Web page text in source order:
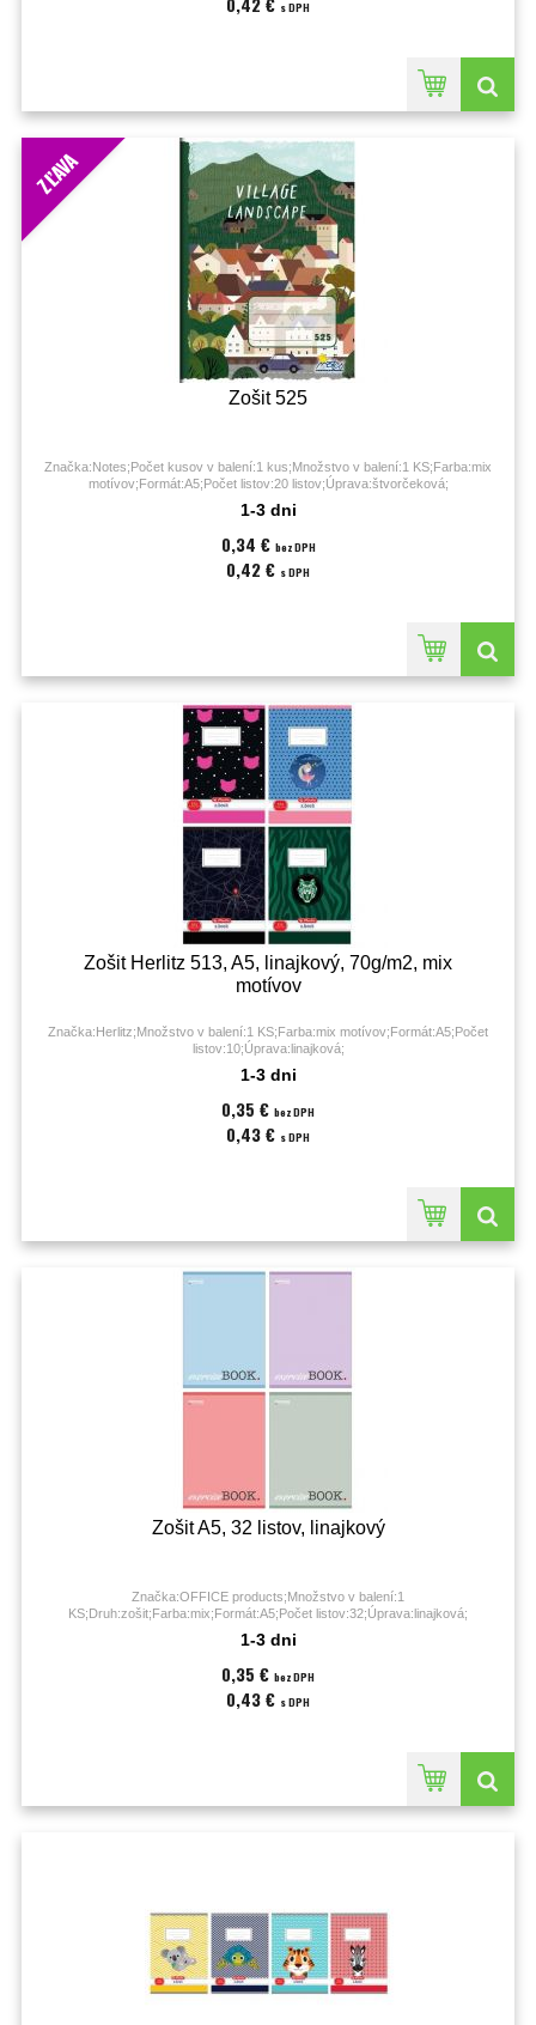
s DPH
ZĽAVA
Zošit 525
Značka:Notes;Počet kusov v balení:1 kus;Množstvo v balení:1 KS;Farba:mix
motívov;Formát:A5;Počet listov:20 listov;Úprava:štvorčeková;
1-3 dni
0,34 € bez DPH
0,42 € s DPH
Zošit Herlitz 513, A5, linajkový, 70g/m2, mix
motívov
Značka:Herlitz;Množstvo v balení:1 KS;Farba:mix motívov;Formát:A5;Počet
listov:10;Úprava:linajková;
1-3 dni
0,35 € bez DPH
0,43 € s DPH
Zošit A5, 32 listov, linajkový
Značka:OFFICE products;Množstvo v balení:1
KS;Druh:zošit;Farba:mix;Formát:A5;Počet listov:32;Úprava:linajková;
1-3 dni
0,35 € bez DPH
0,43 € s DPH